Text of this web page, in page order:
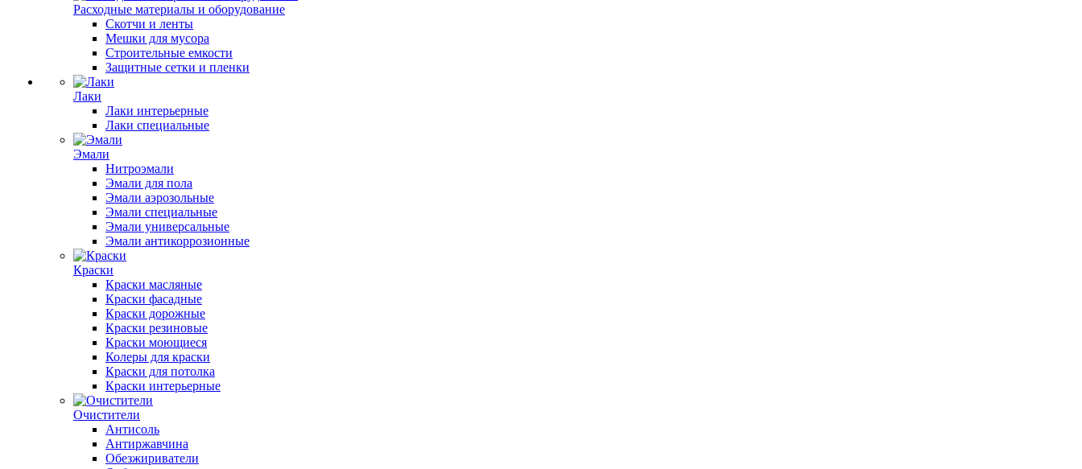
Расходные материалы и оборудование
Скотчи и ленты
Мешки для мусора
Строительные емкости
Защитные сетки и пленки
Лаки
Лаки интерьерные
Лаки специальные
Эмали
Нитроэмали
Эмали для пола
Эмали аэрозольные
Эмали специальные
Эмали универсальные
Эмали антикоррозионные
Краски
Краски масляные
Краски фасадные
Краски дорожные
Краски резиновые
Краски моющиеся
Колеры для краски
Краски для потолка
Краски интерьерные
Очистители
Антисоль
Антиржавчина
Обезжириватели